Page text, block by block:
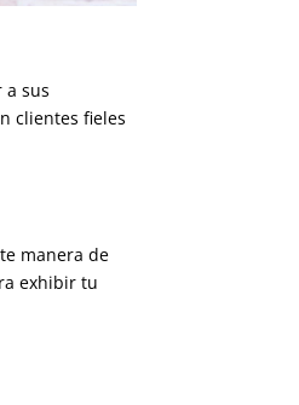
a sus
clientes fieles
manera de
exhibir tu